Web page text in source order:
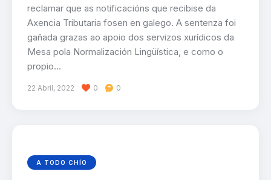
reclamar que as notificacións que recibise da
Axencia Tributaria fosen en galego. A sentenza foi
gañada grazas ao apoio dos servizos xurídicos da
Mesa pola Normalización Lingüística, e como o
propio…
22 Abril, 2022 0 0
A TODO CHÍO